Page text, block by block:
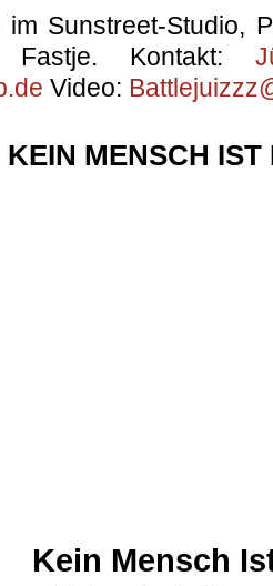
im Sunstreet-Studio,
Kontakt:
Video:
KEIN MENSCH
Kein Mensch